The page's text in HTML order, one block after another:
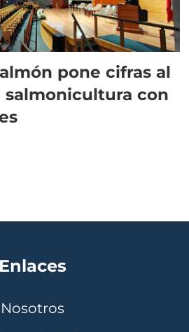
pone cifras al
con
Enlaces
Nosotros